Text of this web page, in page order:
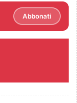
Abbonati